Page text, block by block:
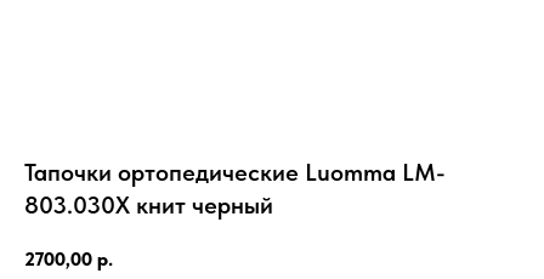
Тапочки ортопедические Luomma LM-
803.030X книт черный
2700,00 р.